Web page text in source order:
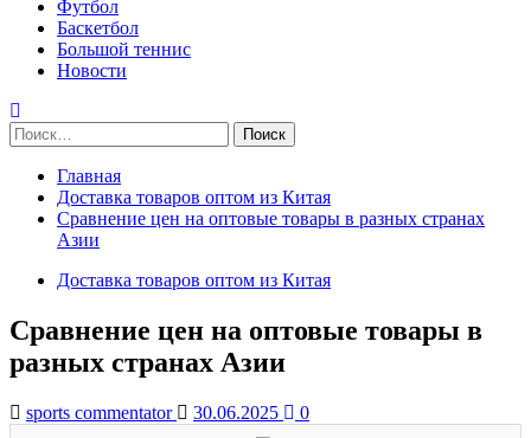
Футбол
Баскетбол
Большой теннис
Новости
Найти:
Главная
Доставка товаров оптом из Китая
Сравнение цен на оптовые товары в разных странах
Азии
Доставка товаров оптом из Китая
Сравнение цен на оптовые товары в
разных странах Азии
sports commentator 30.06.2025 0